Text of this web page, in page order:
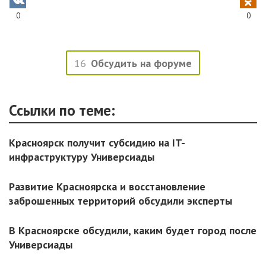
0 0
16 Обсудить на форуме
Ссылки по теме:
Красноярск получит субсидию на IT-
инфраструктуру Универсиады
Развитие Красноярска и восстановление
заброшенных территорий обсудили эксперты
В Красноярске обсудили, каким будет город после
Универсиады